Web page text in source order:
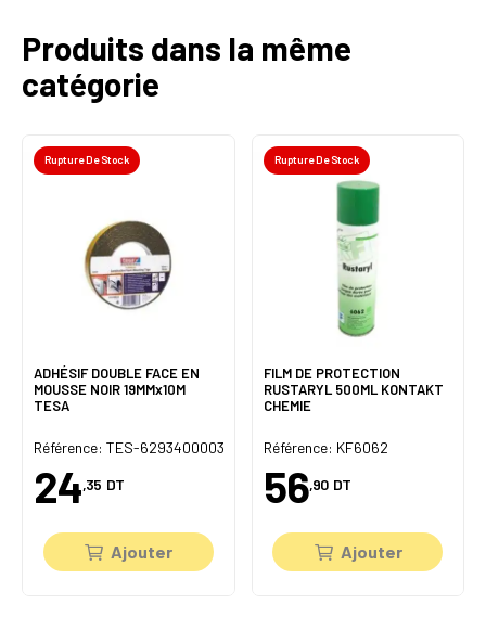
Produits dans la même
catégorie
Rupture De Stock
ADHÉSIF DOUBLE FACE EN
MOUSSE NOIR 19MMx10M
TESA
Référence: TES-6293400003
24,35 DT
Ajouter
Rupture De Stock
FILM DE PROTECTION
RUSTARYL 500ML KONTAKT
CHEMIE
Référence: KF6062
56,90 DT
Ajouter